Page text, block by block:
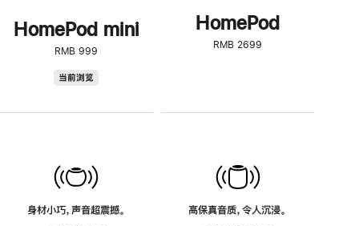
HomePod mini
RMB 999
当前浏览
身材小巧，声音超震撼。
HomePod
RMB 2699
高保真音质，令人沉浸。